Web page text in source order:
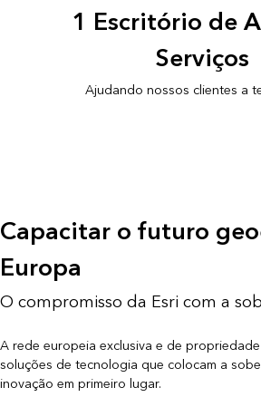
1 Escritório de
Serviços
Ajudando nossos clientes a
Capacitar o futuro
Europa
O compromisso da Esri com a
A rede europeia exclusiva e de
soluções de tecnologia que colocam a
inovação em primeiro lugar.